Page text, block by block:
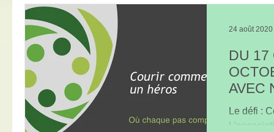
DU 17
AVEC
TOUS
Le défi :
24 août 2020